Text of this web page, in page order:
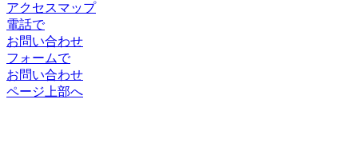
アクセスマップ
電話で
お問い合わせ
フォームで
お問い合わせ
ページ上部へ